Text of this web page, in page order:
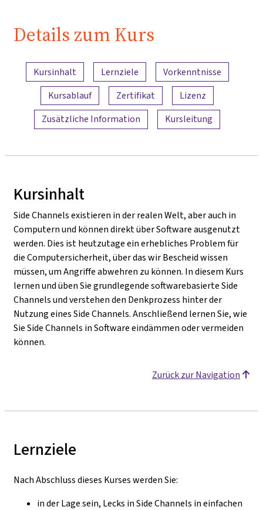
Details zum Kurs
Inhaltsübersicht
Kursinhalt Lernziele
Vorkenntnisse
Kursablauf
Zertifikat
Lizenz
Zusätzliche Information
Kursleitung
Kursinhalt
Side Channels existieren in der realen Welt, aber auch in
Computern und können direkt über Software ausgenutzt
werden. Dies ist heutzutage ein erhebliches Problem für
die Computersicherheit, über das wir Bescheid wissen
müssen, um Angriffe abwehren zu können. In diesem Kurs
lernen und üben Sie grundlegende softwarebasierte Side
Channels und verstehen den Denkprozess hinter der
Nutzung eines Side Channels. Anschließend lernen Sie, wie
Sie Side Channels in Software eindämmen oder vermeiden
können.
Zurück zur Navigation
Lernziele
Nach Abschluss dieses Kurses werden Sie:
in der Lage sein, Lecks in Side Channels in einfachen